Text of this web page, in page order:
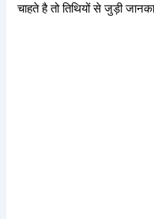
चाहते है तो तिथियों से जुड़ी